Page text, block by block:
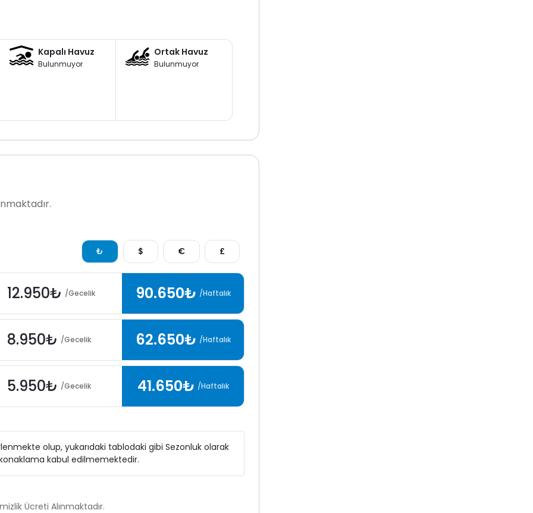
Kapalı Havuz
Bulunmuyor
Ortak Havuz
Bulunmuyor
₺ $ € £
12.950₺ /Gecelik 90.650₺ /Haftalık
8.950₺ /Gecelik 62.650₺ /Haftalık
5.950₺ /Gecelik 41.650₺ /Haftalık
olup, yukarıdaki tablodaki gibi Sezonluk olarak
kabul edilmemektedir.
Ücreti Alınmaktadır.